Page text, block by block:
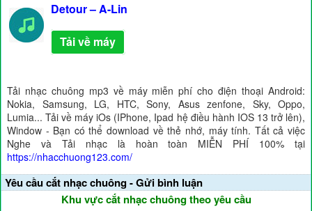
Detour – A-Lin
Tải về máy
Tải nhạc chuông mp3 về máy miễn phí cho điện thoại Android:
Nokia, Samsung, LG, HTC, Sony, Asus zenfone, Sky, Oppo,
Lumia... Tải về máy iOs (IPhone, Ipad hệ điều hành IOS 13 trở lên),
Window - Bạn có thể download về thẻ nhớ, máy tính. Tất cả việc
Nghe và Tải nhạc là hoàn toàn MIỄN PHÍ 100% tại
https://nhacchuong123.com/
Yêu cầu cắt nhạc chuông - Gửi bình luận
Khu vực cắt nhạc chuông theo yêu cầu